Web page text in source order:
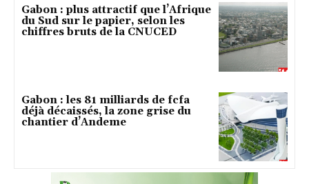
Gabon : plus attractif que l’Afrique
du Sud sur le papier, selon les
chiffres bruts de la CNUCED
Gabon : les 81 milliards de fcfa
déjà décaissés, la zone grise du
chantier d’Andeme